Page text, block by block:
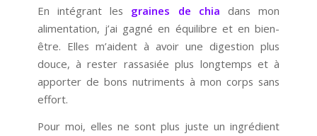
En intégrant les graines de chia dans mon
alimentation, j’ai gagné en équilibre et en bien-
être. Elles m’aident à avoir une digestion plus
douce, à rester rassasiée plus longtemps et à
apporter de bons nutriments à mon corps sans
effort.
Pour moi, elles ne sont plus juste un ingrédient